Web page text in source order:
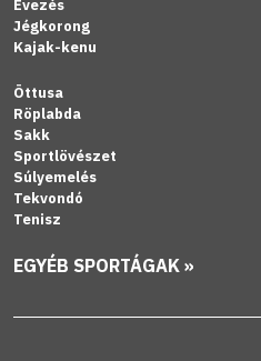
Evezés
Jégkorong
Kajak-kenu
Öttusa
Röplabda
Sakk
Sportlövészet
Súlyemelés
Tekvondó
Tenisz
EGYÉB SPORTÁGAK »